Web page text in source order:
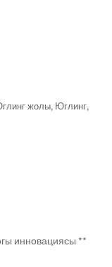
жолы, Юглинг,
инновациясы **